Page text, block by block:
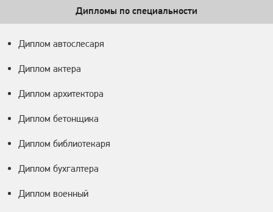
Дипломы по специальности
Диплом автослесаря
Диплом актера
Диплом архитектора
Диплом бетонщика
Диплом библиотекаря
Диплом бухгалтера
Диплом военный